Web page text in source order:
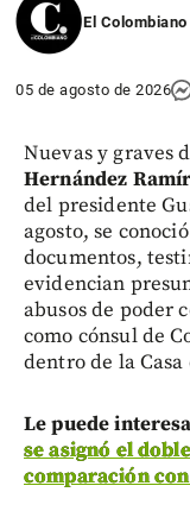
El Colombiano
05 de agosto de 2026
Nuevas y graves
Hernández
del presidente
agosto, se
documentos,
evidencian
abusos de poder
como cónsul de
dentro de la
Le puede
se asignó el
comparación